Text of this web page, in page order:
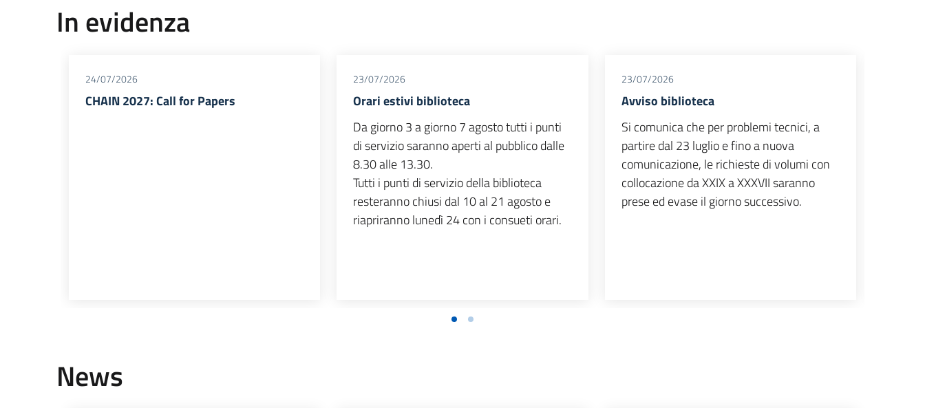
In evidenza
24/07/2026
CHAIN 2027: Call for Papers
23/07/2026
Orari estivi biblioteca
Da giorno 3 a giorno 7 agosto tutti i punti
di servizio saranno aperti al pubblico dalle
8.30 alle 13.30.
Tutti i punti di servizio della biblioteca
resteranno chiusi dal 10 al 21 agosto e
riapriranno lunedì 24 con i consueti orari.
23/07/2026
Avviso biblioteca
Si comunica che per problemi tecnici, a
partire dal 23 luglio e fino a nuova
comunicazione, le richieste di volumi con
collocazione da XXIX a XXXVII saranno
prese ed evase il giorno successivo.
News